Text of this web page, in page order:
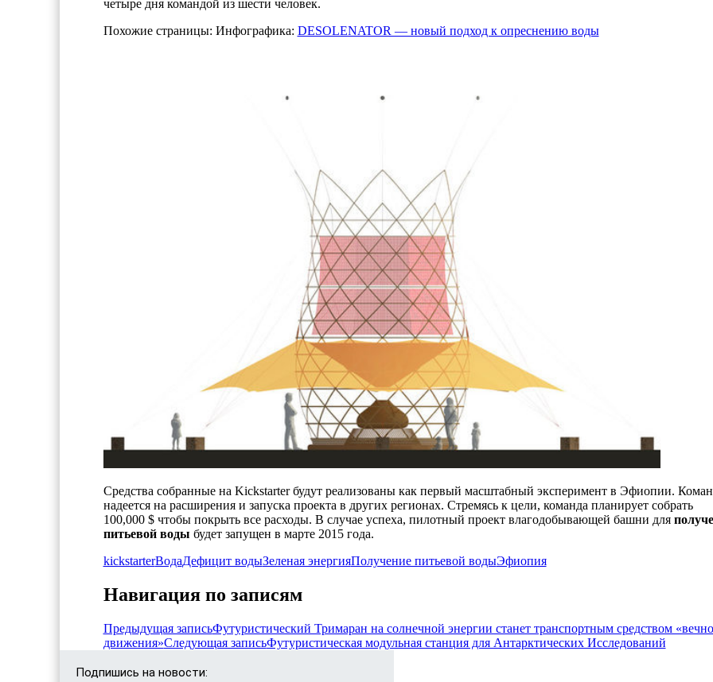
четыре дня командой из шести человек.
Похожие страницы: Инфографика: DESOLENATOR — новый подход к опреснению воды
Средства собранные на Kickstarter будут реализованы как первый масштабный эксперимент в Эфиопии.
надеется на расширения и запуска проекта в других регионах. Стремясь к цели, команда планирует собрать
100,000 $ чтобы покрыть все расходы. В случае успеха, пилотный проект влагодобывающей башни для
питьевой воды будет запущен в марте 2015 года.
kickstarterВодаДефицит водыЗеленая энергияПолучение питьевой водыЭфиопия
Навигация по записям
Предыдущая записьФутуристический Тримаран на солнечной энергии станет транспортным средством
движения»Следующая записьФутуристическая модульная станция для Антарктических Исследований
Подпишись на новости: